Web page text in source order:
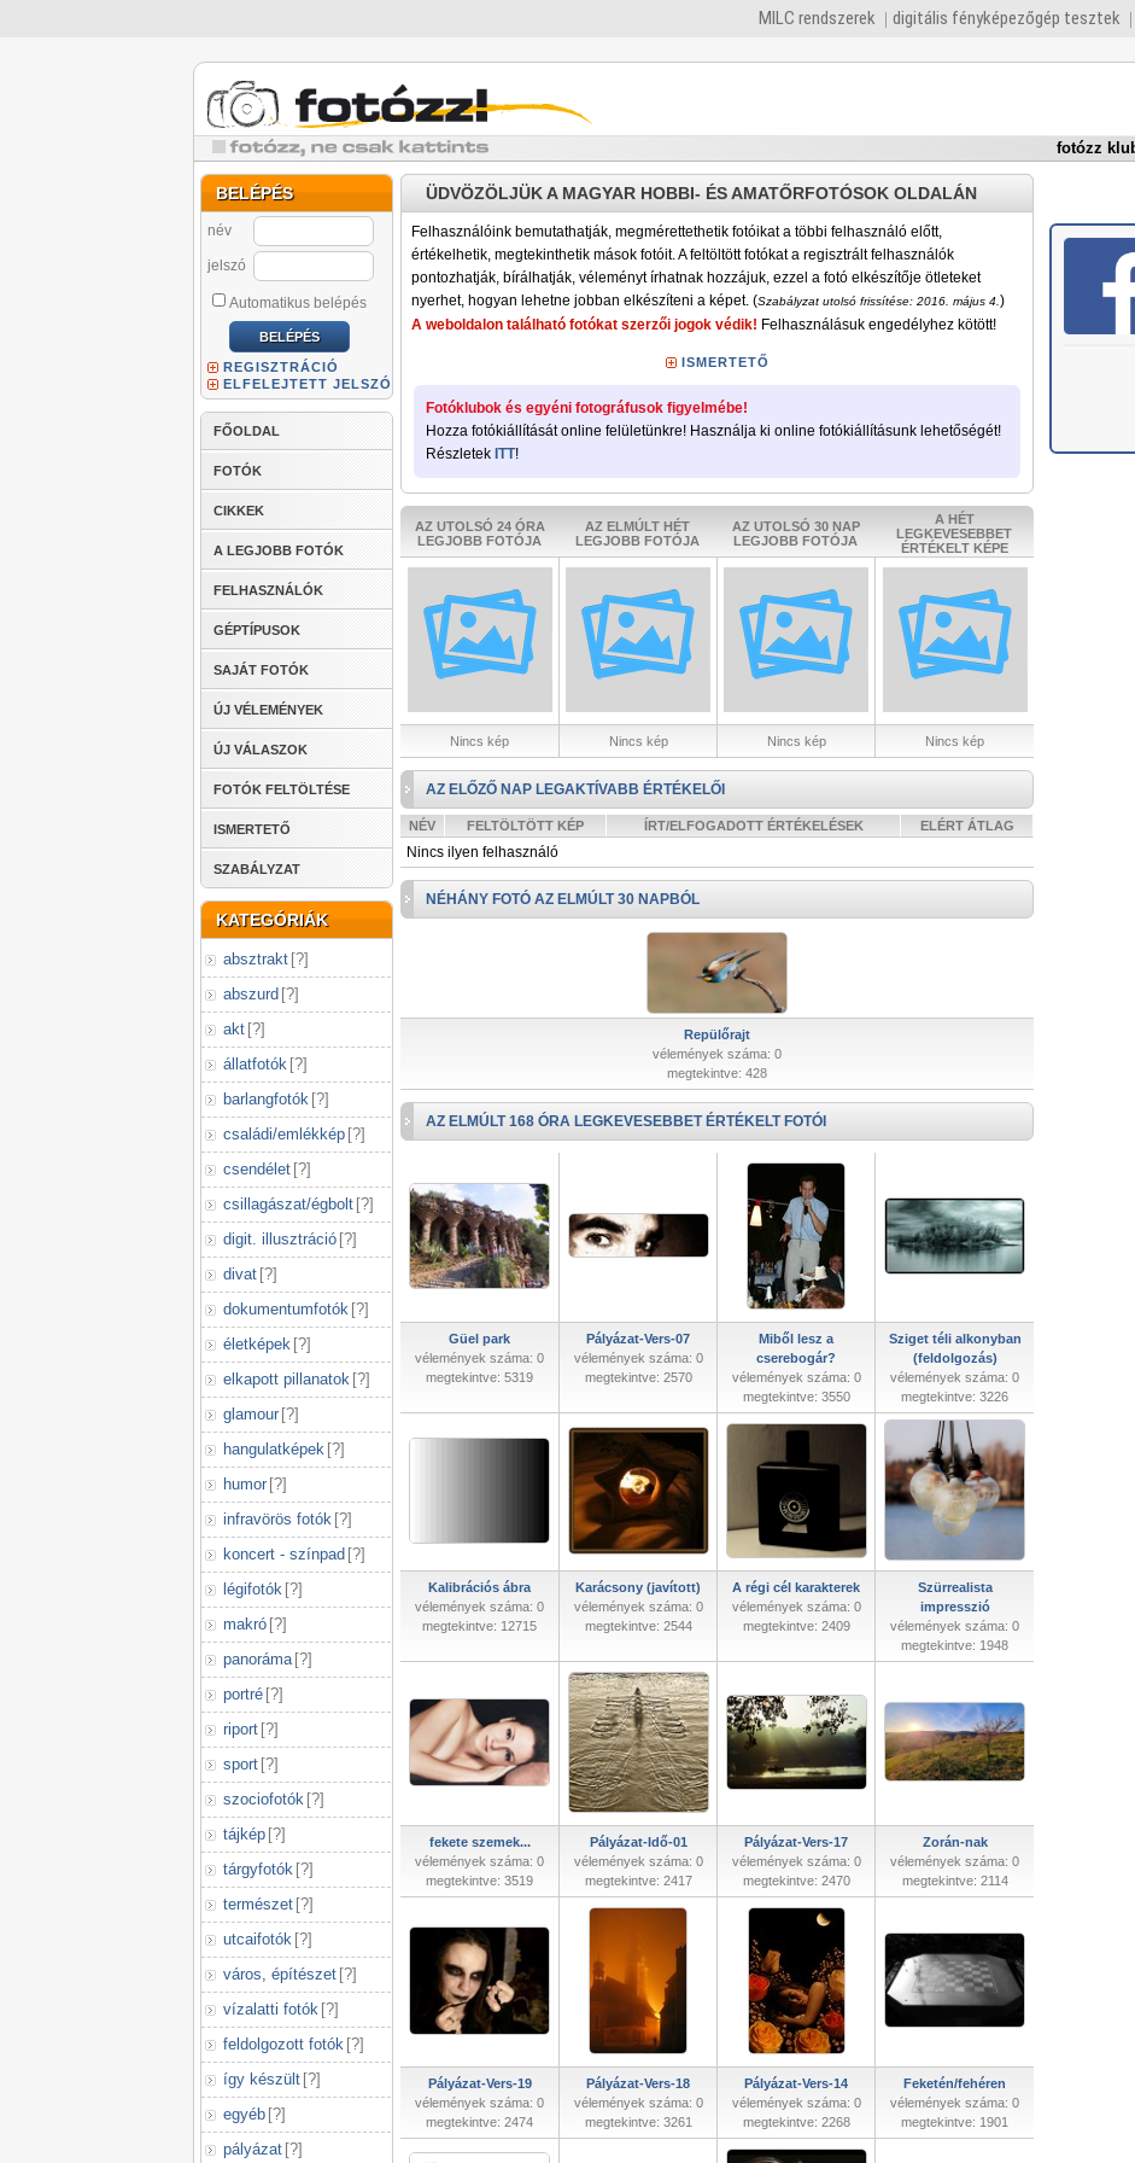
MILC rendszerek digitális fényképezőgép tesztek
fotózz
BELÉPÉS
név
jelszó
Automatikus belépés
REGISZTRÁCIÓ
ELFELEJTETT JELSZÓ
FŐOLDAL
FOTÓK
CIKKEK
A LEGJOBB FOTÓK
FELHASZNÁLÓK
GÉPTÍPUSOK
SAJÁT FOTÓK
ÚJ VÉLEMÉNYEK
ÚJ VÁLASZOK
FOTÓK FELTÖLTÉSE
ISMERTETŐ
SZABÁLYZAT
KATEGÓRIÁK
absztrakt [?]
abszurd [?]
akt [?]
állatfotók [?]
barlangfotók [?]
családi/emlékkép [?]
csendélet [?]
csillagászat/égbolt [?]
digit. illusztráció [?]
divat [?]
dokumentumfotók [?]
életképek [?]
elkapott pillanatok [?]
glamour [?]
hangulatképek [?]
humor [?]
infravörös fotók [?]
koncert - színpad [?]
légifotók [?]
makró [?]
panoráma [?]
portré [?]
riport [?]
sport [?]
szociofotók [?]
tájkép [?]
tárgyfotók [?]
természet [?]
utcaifotók [?]
város, építészet [?]
vízalatti fotók [?]
feldolgozott fotók [?]
így készült [?]
egyéb [?]
pályázat [?]
ÜDVÖZÖLJÜK A MAGYAR HOBBI- ÉS AMATŐRFOTÓSOK OLDALÁN
Felhasználóink bemutathatják, megmérettethetik fotóikat a többi felhasználó előtt,
értékelhetik, megtekinthetik mások fotóit. A feltöltött fotókat a regisztrált felhasználók
pontozhatják, bírálhatják, véleményt írhatnak hozzájuk, ezzel a fotó elkészítője ötleteket
nyerhet, hogyan lehetne jobban elkészíteni a képet. (Szabályzat utolsó frissítése: 2016. május 4. )
A weboldalon található fotókat szerzői jogok védik! Felhasználásuk engedélyhez kötött!
ISMERTETŐ
Fotóklubok és egyéni fotográfusok figyelmébe!
Hozza fotókiállítását online felületünkre! Használja ki online fotókiállításunk lehetőségét!
Részletek ITT!
AZ UTOLSÓ 24 ÓRA
LEGJOBB FOTÓJA
AZ ELMÚLT HÉT
LEGJOBB FOTÓJA
AZ UTOLSÓ 30 NAP
LEGJOBB FOTÓJA
A HÉT
LEGKEVESEBBET
ÉRTÉKELT KÉPE
Nincs kép Nincs kép Nincs kép Nincs kép
AZ ELŐZŐ NAP LEGAKTÍVABB ÉRTÉKELŐI
NÉV FELTÖLTÖTT KÉP ÍRT/ELFOGADOTT ÉRTÉKELÉSEK ELÉRT ÁTLAG
Nincs ilyen felhasználó
NÉHÁNY FOTÓ AZ ELMÚLT 30 NAPBÓL
Repülőrajt
vélemények száma: 0
megtekintve: 428
AZ ELMÚLT 168 ÓRA LEGKEVESEBBET ÉRTÉKELT FOTÓI
Güel park
vélemények száma: 0
megtekintve: 5319
Pályázat-Vers-07
vélemények száma: 0
megtekintve: 2570
Miből lesz a
cserebogár?
vélemények száma: 0
megtekintve: 3550
Sziget téli alkonyban
(feldolgozás)
vélemények száma: 0
megtekintve: 3226
Kalibrációs ábra
vélemények száma: 0
megtekintve: 12715
Karácsony (javított)
vélemények száma: 0
megtekintve: 2544
A régi cél karakterek
vélemények száma: 0
megtekintve: 2409
Szürrealista
impresszió
vélemények száma: 0
megtekintve: 1948
fekete szemek...
vélemények száma: 0
megtekintve: 3519
Pályázat-Idő-01
vélemények száma: 0
megtekintve: 2417
Pályázat-Vers-17
vélemények száma: 0
megtekintve: 2470
Zorán-nak
vélemények száma: 0
megtekintve: 2114
Pályázat-Vers-19
vélemények száma: 0
megtekintve: 2474
Pályázat-Vers-18
vélemények száma: 0
megtekintve: 3261
Pályázat-Vers-14
vélemények száma: 0
megtekintve: 2268
Feketén/fehéren
vélemények száma: 0
megtekintve: 1901